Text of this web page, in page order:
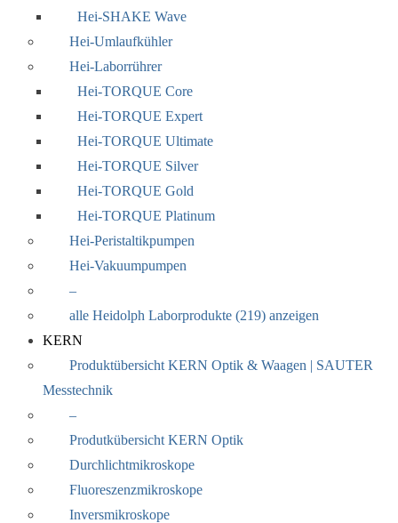
Hei-SHAKE Wave
Hei-Umlaufkühler
Hei-Laborrührer
Hei-TORQUE Core
Hei-TORQUE Expert
Hei-TORQUE Ultimate
Hei-TORQUE Silver
Hei-TORQUE Gold
Hei-TORQUE Platinum
Hei-Peristaltikpumpen
Hei-Vakuumpumpen
–
alle Heidolph Laborprodukte (219) anzeigen
KERN
Produktübersicht KERN Optik & Waagen | SAUTER
Messtechnik
–
Produtkübersicht KERN Optik
Durchlichtmikroskope
Fluoreszenzmikroskope
Inversmikroskope